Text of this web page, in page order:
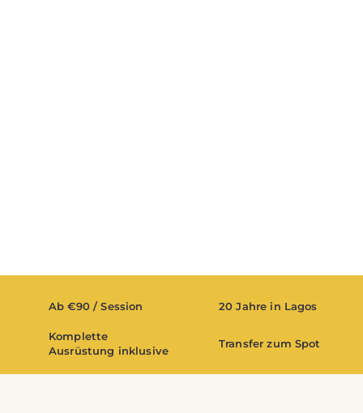
Ab €90 / Session 20 Jahre in Lagos
Komplette
Ausrüstung inklusive
Transfer zum Spot